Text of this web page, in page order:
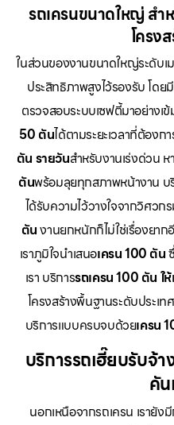
รถเครนขนาดใหญ่ สำ
โครง
ในส่วนของงานขนาดใหญ่ระดับเม
ประสิทธิภาพสูงไว้รองรับ โดยมี
ตรวจสอบระบบเซฟตี้มาอย่างเ
50 ตันได้ตามระยะเวลาที่ต้องก
ตัน รายวันสำหรับงานเร่งด่วน
ตันพร้อมลุยทุกสภาพหน้างาน บ
ได้รับความไว้วางใจจากวิศว
ตันงานยกหนักก็ไม่ใช่เรื่องยา
เราภูมิใจนำเสนอเครน 100 ตัน
เรา บริการรถเครน 100 ตัน ให้
โครงสร้างพื้นฐานระดับประเท
บริการแบบครบจบด้วยเครน
บริการรถเฮี๊ยบรับจ้
คั
นอกเหนือจากรถเครน เรายั